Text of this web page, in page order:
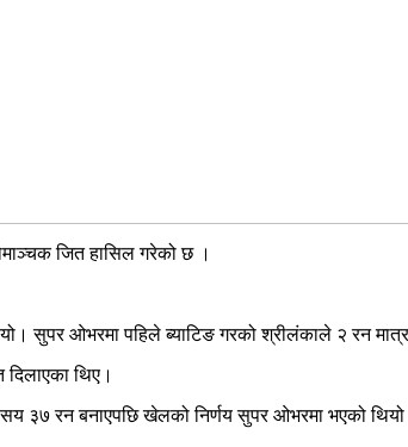
जित हासिल गरेको छ ।
सुपर ओभरमा पहिले ब्याटिङ गरको श्रीलंकाले २ रन
दिलाएका थिए।
३७ रन बनाएपछि खेलको निर्णय सुपर ओभरमा भएको